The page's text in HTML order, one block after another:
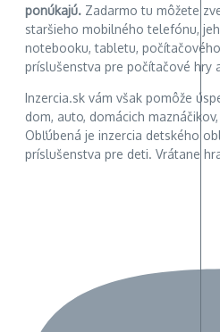
ponúkajú. Zadarmo tu môžete
staršieho mobilného telefónu,
notebooku, tabletu,
príslušenstva pre počítačové hry
Inzercia.sk vám však pomôže
dom, auto, domácich
Obľúbená je inzercia detského
príslušenstva pre deti. Vrátane